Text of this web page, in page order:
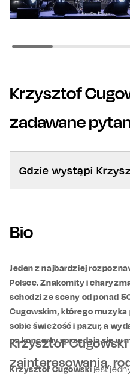
Krzysztof
zadawane
Gdzie wystąpi
Bio
Jeden z najbardziej
Polsce. Znakomity i
schodzi ze sceny od ponad
Cugowskim, którego muzyka
sobie świeżość i pazur, a
na koncerty sprzedają się w
Krzysztof Cugowskijest
Krzysztof
zainteresowania,